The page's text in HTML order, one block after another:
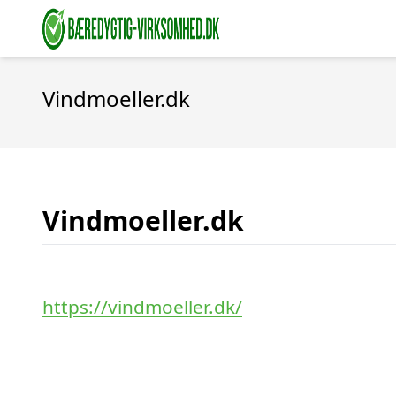
Vindmoeller.dk
Vindmoeller.dk
https://vindmoeller.dk/